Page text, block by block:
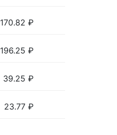
170.82 ₽
196.25 ₽
39.25 ₽
23.77 ₽